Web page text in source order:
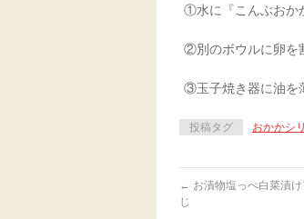
①水に『こんぶおか
②別のボウルに卵を
③玉子焼き器に油を
投稿タグ おかかシ
← お漬物塩っぺ白菜漬
じ